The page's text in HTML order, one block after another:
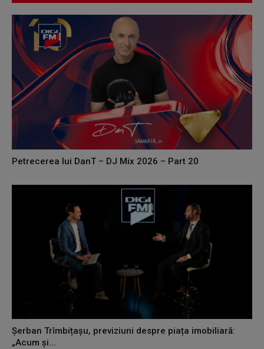
Petrecerea lui DanT – DJ Mix 2026 – Part 20
Șerban Trîmbițașu, previziuni despre piața imobiliară:
„Acum și...